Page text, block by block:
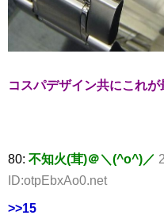
コスパデザイン共にこれが
80: 不知火(茸)＠＼(^o^)／
ID:otpEbxAo0.net
>>15